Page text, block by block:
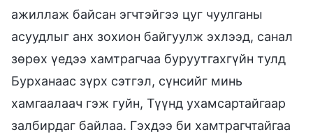
ажиллаж байсан эгчтэйгээ цуг чуулганы
асуудлыг анх зохион байгуулж эхлээд, санал
зөрөх үедээ хамтрагчаа буруутгахгүйн тулд
Бурханаас зүрх сэтгэл, сүнсийг минь
хамгаалаач гэж гуйн, Түүнд ухамсартайгаар
залбирдаг байлаа. Гэхдээ би хамтрагчтайгаа